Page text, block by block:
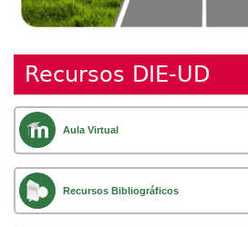
Recursos DIE-UD
Aula Virtual
Recursos Bibliográficos